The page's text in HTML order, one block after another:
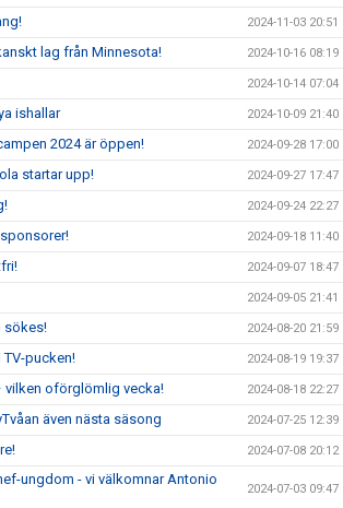
2024-11-03 20:51
lag från Minnesota! 2024-10-16 08:19
2024-10-14 07:04
ishallar 2024-10-09 21:40
2024 är öppen! 2024-09-28 17:00
startar upp! 2024-09-27 17:47
2024-09-24 22:27
2024-09-18 11:40
2024-09-07 18:47
2024-09-05 21:41
sökes! 2024-08-20 21:59
TV-pucken! 2024-08-19 19:37
vilken oförglömlig vecka! 2024-08-18 22:27
även nästa säsong 2024-07-25 12:39
2024-07-08 20:12
ungdom - vi välkomnar Antonio
2024-07-03 09:47